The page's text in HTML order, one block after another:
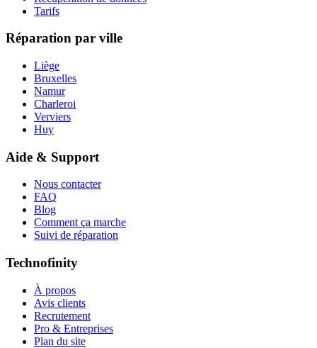
Tarifs
Réparation par ville
Liège
Bruxelles
Namur
Charleroi
Verviers
Huy
Aide & Support
Nous contacter
FAQ
Blog
Comment ça marche
Suivi de réparation
Technofinity
À propos
Avis clients
Recrutement
Pro & Entreprises
Plan du site